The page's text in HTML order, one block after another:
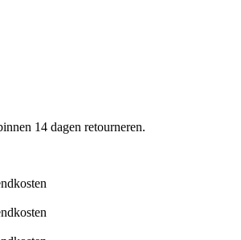
14 dagen retourneren.